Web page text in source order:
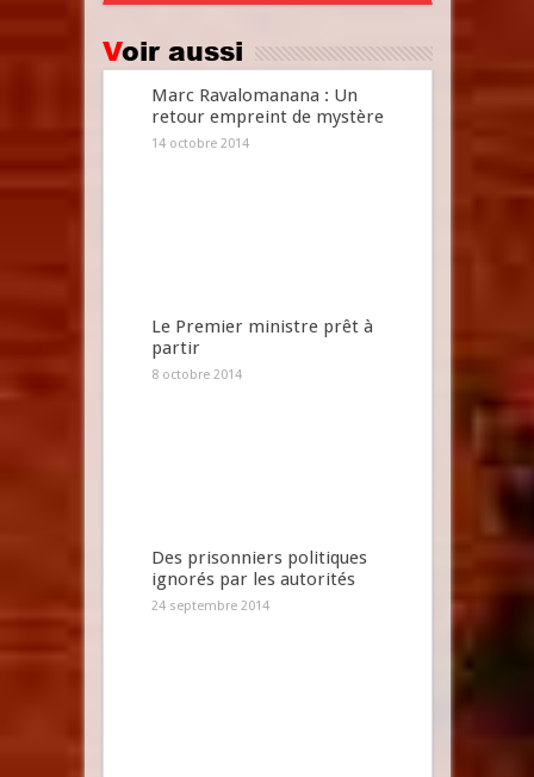
Voir aussi
Marc Ravalomanana : Un
retour empreint de mystère
14 octobre 2014
Le Premier ministre prêt à
partir
8 octobre 2014
Des prisonniers politiques
ignorés par les autorités
24 septembre 2014